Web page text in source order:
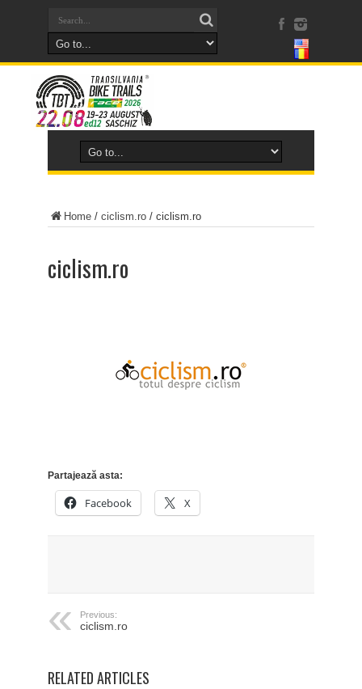
Home / ciclism.ro / ciclism.ro
ciclism.ro
Partajează asta:
Facebook X
Previous:
ciclism.ro
RELATED ARTICLES